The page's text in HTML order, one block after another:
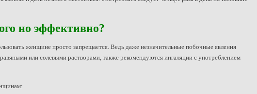
но эффективно?
женщине просто запрещается. Ведь даже незначительные побочные явления
или солевыми растворами, также рекомендуются ингаляции с употреблением